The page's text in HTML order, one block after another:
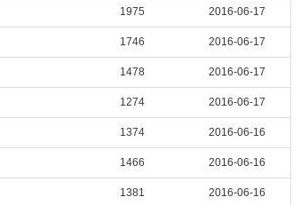
1975 2016-06-17
1746 2016-06-17
1478 2016-06-17
1274 2016-06-17
1374 2016-06-16
1466 2016-06-16
1381 2016-06-16